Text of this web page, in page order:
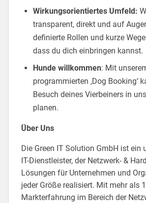
Wirkungsorientiertes Umfeld:
transparent, direkt und auf
definierte Rollen und kurze
dass du dich einbringen kannst.
Hunde willkommen: Mit
programmierten ‚Dog Booking‘
Besuch deines Vierbeiners in
planen.
Über Uns
Die Green IT Solution GmbH ist ein
IT-Dienstleister, der Netzwerk- &
Lösungen für Unternehmen und
jeder Größe realisiert. Mit mehr als
Markterfahrung im Bereich der